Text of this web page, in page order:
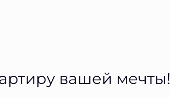
вашей мечты!